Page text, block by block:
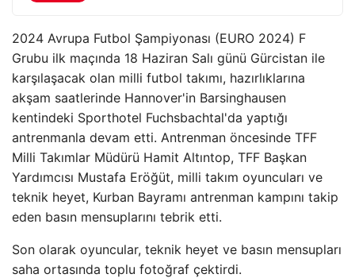
2024 Avrupa Futbol Şampiyonası (EURO 2024) F
Grubu ilk maçında 18 Haziran Salı günü Gürcistan ile
karşılaşacak olan milli futbol takımı, hazırlıklarına
akşam saatlerinde Hannover'in Barsinghausen
kentindeki Sporthotel Fuchsbachtal'da yaptığı
antrenmanla devam etti. Antrenman öncesinde TFF
Milli Takımlar Müdürü Hamit Altıntop, TFF Başkan
Yardımcısı Mustafa Eröğüt, milli takım oyuncuları ve
teknik heyet, Kurban Bayramı antrenman kampını takip
eden basın mensuplarını tebrik etti.
Son olarak oyuncular, teknik heyet ve basın mensupları
saha ortasında toplu fotoğraf çektirdi.